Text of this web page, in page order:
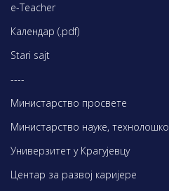
e-Teacher
Календар (.pdf)
Stari sajt
----
Министарство просвете
Министарство науке,
Универзитет у Крагујевцу
Центар за развој каријере